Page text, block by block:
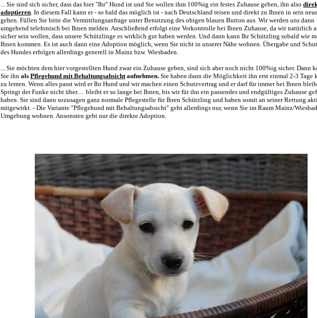
... Sie sind sich sicher, dass das hier "Ihr" Hund ist und Sie wollen ihm 100%ig ein festes Zuhause geben, ihn also
adoptieren. In diesem Fall kann er - so bald das möglich ist - nach Deutschland reisen und direkt zu Ihnen in sein
gehen. Füllen Sie bitte die Vermittlungsanfrage unter Benutzung des obigen blauen Button aus. Wir werden uns dann
umgehend telefonisch bei Ihnen melden. Anschließend erfolgt eine Vorkontrolle bei Ihnen Zuhause, da wir natürlich
sicher sein wollen, dass unsere Schützlinge es wirklich gut haben werden. Und dann kann Ihr Schützling sobald wie
Ihnen kommen. Es ist auch dann eine Adoption möglich, wenn Sie nicht in unserer Nähe wohnen. Übergabe und
des Hundes erfolgen allerdings generell in Mainz bzw. Wiesbaden.
... Sie möchten dem hier vorgestellten Hund zwar ein Zuhause geben, sind sich aber noch nicht 100%ig sicher. Dann
Sie ihn als Pflegehund mit Behaltungsabsichtaufnehmen. Sie haben dann die Möglichkeit ihn erst einmal 2-3 Tage
zu lernen. Wenn alles passt wird er Ihr Hund und wir machen einen Schutzvertrag und er darf für immer bei Ihnen
Springt der Funke nicht über.... bleibt er so lange bei Ihnen, bis wir für ihn ein passendes und endgültiges Zuhause
haben. Sie sind dann sozusagen ganz normale Pflegestelle für Ihren Schützling und haben somit an seiner Rettung
mitgewirkt. - Die Variante "Pflegehund mit Behaltungsabsicht" geht allerdings nur, wenn Sie im Raum Mainz/
Umgebung wohnen. Ansonsten geht nur die direkte Adoption.